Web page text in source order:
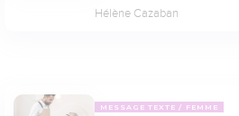
Hélène Cazaban
MESSAGE TEXTE FEMME